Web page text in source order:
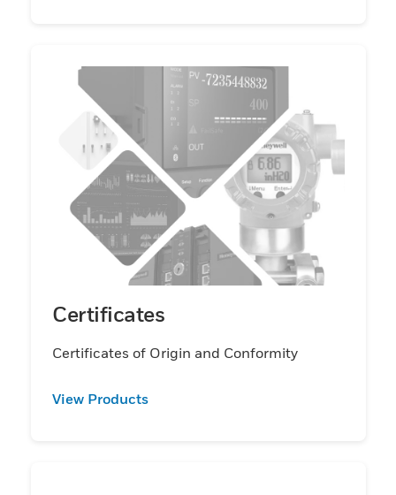
Certificates
Certificates of Origin and Conformity
View Products